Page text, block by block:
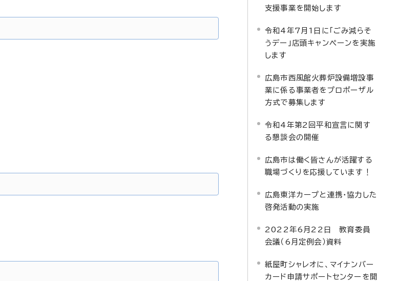
支援事業を開始します
令和4年7月1日に「ごみ減らそ
うデー」店頭キャンペーンを実施
します
広島市西風館火葬炉設備増設事
業に係る事業者をプロポーザル
方式で募集します
令和4年第2回平和宣言に関す
る懇談会の開催
広島市は働く皆さんが活躍する
職場づくりを応援しています！
広島東洋カープと連携・協力した
啓発活動の実施
2022年6月22日 教育委員
会議（6月定例会）資料
紙屋町シャレオに、マイナンバー
カード申請サポートセンターを開